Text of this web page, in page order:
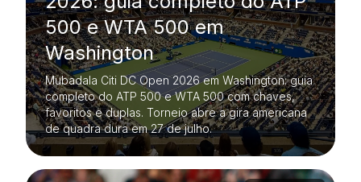
500 e WTA 500 em
Washington
Mubadala Citi DC Open 2026 em Washington: guia
completo do ATP 500 e WTA 500 com chaves,
favoritos e duplas. Torneio abre a gira americana
de quadra dura em 27 de julho.